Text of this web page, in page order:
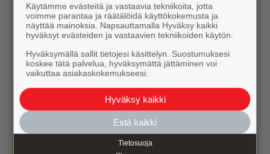
1324
Yritystä luottaa JOBmealin
automaatteihin
Lue asiakkaiden kokemuksia
Käytämme evästeitä ja vastaavia tekniikoita, jotta
voimme parantaa ja räätälöidä käyttökokemusta ja
näyttää mainoksia. Napsauttamalla Hyväksy kaikki
hyväksyt evästeiden ja vastaavien tekniikoiden käytön.
Hyväksymällä sallit tietojesi käsittelyn. Suostumuksesi
koskee tätä palvelua, hyväksymättä jättäminen voi
vaikuttaa asiakaskokemukseesi.
Hyväksy kaikki
Estä kaikki
Tietosuoja